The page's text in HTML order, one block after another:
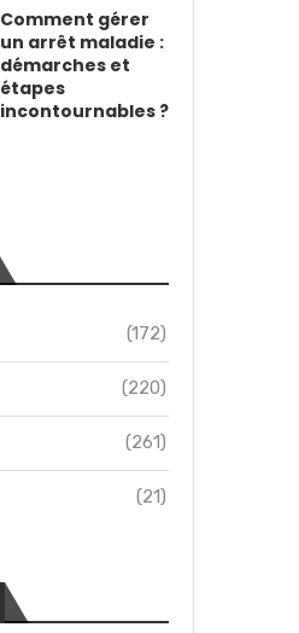
Comment gérer
un arrêt maladie :
démarches et
étapes
incontournables ?
(172)
(220)
(261)
(21)